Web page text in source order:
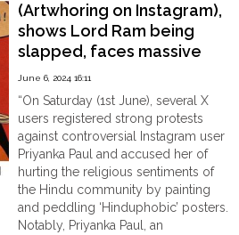
(Artwhoring on Instagram),
shows Lord Ram being
slapped, faces massive
backlash over her
Hinduphobic posters
June 6, 2024 16:11
“On Saturday (1st June), several X
users registered strong protests
against controversial Instagram user
Priyanka Paul and accused her of
hurting the religious sentiments of
the Hindu community by painting
and peddling ‘Hinduphobic’ posters.
Notably, Priyanka Paul, an